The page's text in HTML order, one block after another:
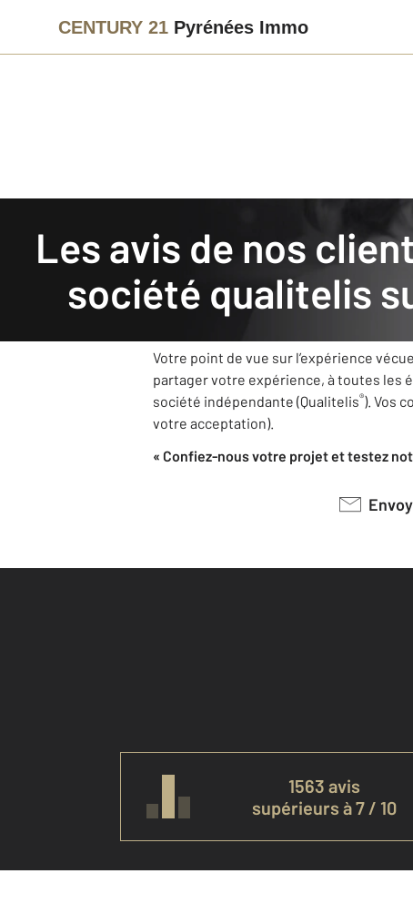
CENTURY 21 Pyrénées Immo
Les avis de nos clients recueillis et authentifiés par la
société qualitelis
CENTURY 21 Pyrénées
Notre agence CENTURY 21 Pyrénées
Votre point de vue sur l’expérience
partager votre expérience, à toutes les
société indépendante (Qualitelis®). Vos
votre acceptation).
« Confiez-nous votre projet et testez
1563 avis
supérieurs à 7 / 10